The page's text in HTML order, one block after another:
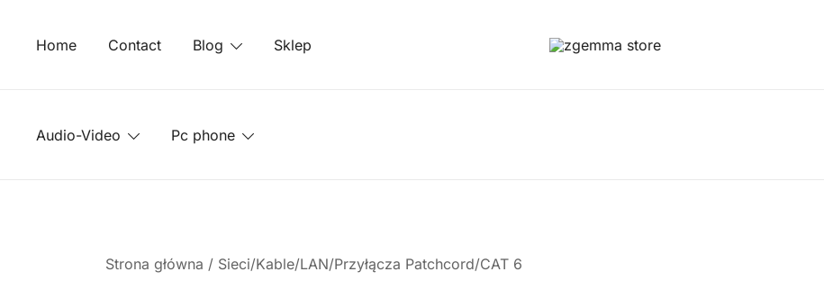
Home Contact Blog Sklep
Audio-Video Pc phone
Strona główna / Sieci/Kable/LAN/Przyłącza Patchcord/CAT 6